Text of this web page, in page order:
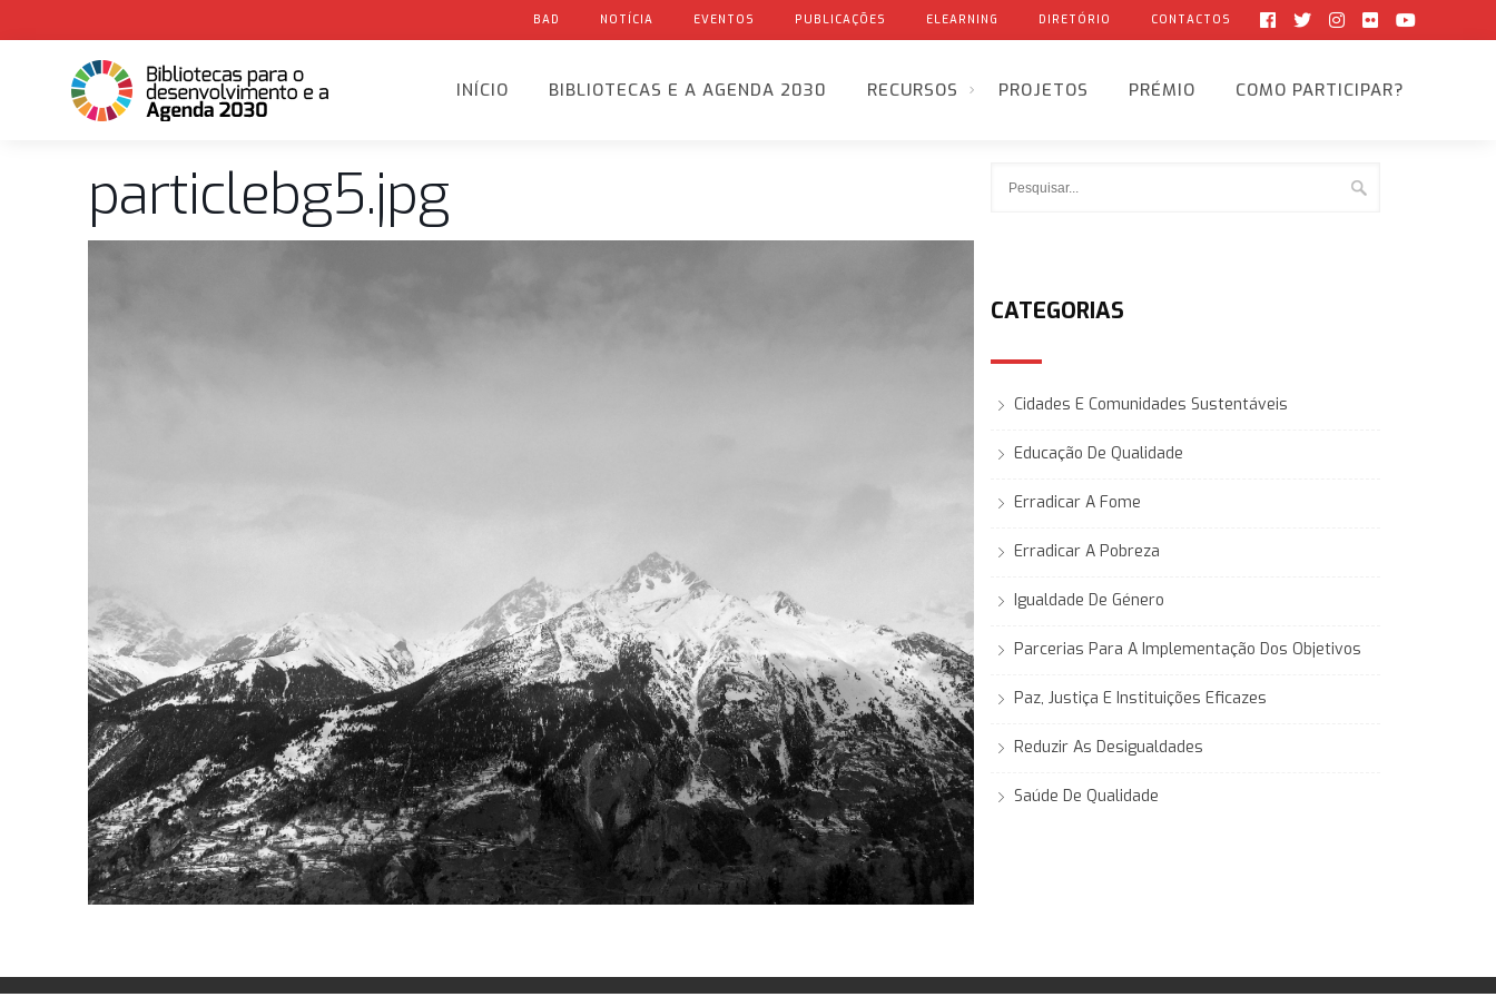
BAD NOTÍCIA EVENTOS PUBLICAÇÕES ELEARNING DIRETÓRIO CONTACTOS
INÍCIO BIBLIOTECAS E A AGENDA 2030 RECURSOS PROJETOS PRÉMIO COMO PARTICIPAR?
particlebg5.jpg
CATEGORIAS
Cidades E Comunidades Sustentáveis
Educação De Qualidade
Erradicar A Fome
Erradicar A Pobreza
Igualdade De Género
Parcerias Para A Implementação Dos Objetivos
Paz, Justiça E Instituições Eficazes
Reduzir As Desigualdades
Saúde De Qualidade